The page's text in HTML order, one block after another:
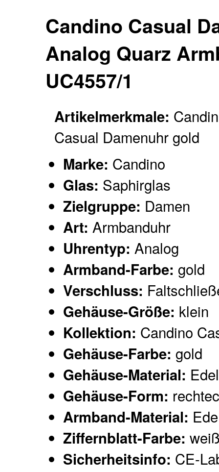
Candino Casual
Analog Quarz
UC4557/1
Artikelmerkmale:
Casual Damenuhr gold
Marke: Candino
Glas: Saphirglas
Zielgruppe: Damen
Art: Armbanduhr
Uhrentyp: Analog
Armband-Farbe: gold
Verschluss:
Gehäuse-Größe: klein
Kollektion: Candino
Gehäuse-Farbe: gold
Gehäuse-Material:
Gehäuse-Form:
Armband-Material:
Ziffernblatt-Farbe:
Sicherheitsinfo: CE-